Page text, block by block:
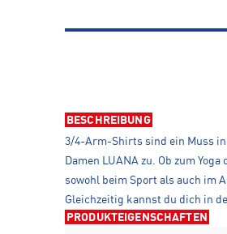
BESCHREIBUNG
3/4-Arm-Shirts sind ein Muss
Damen LUANA zu. Ob zum
sowohl beim Sport als auch im
Gleichzeitig kannst du dich in
PRODUKTEIGENSCHAFTEN